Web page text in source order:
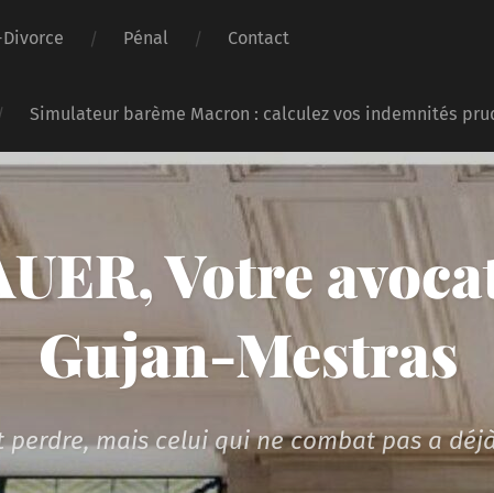
Pénal Contact
Simulateur barème Macron : calculez vos indemnités
Votre
Gujan-Mestras
perdre, mais celui qui ne combat pas a